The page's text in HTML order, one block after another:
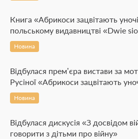
Книга «Абрикоси зацвітають
польському видавництві «Dwie
Новина
Відбулася прем’єра вистави за
Русіної «Абрикоси зацвітають
Новина
Відбулася дискусія «З досвідом
говорити з дітьми про війну»